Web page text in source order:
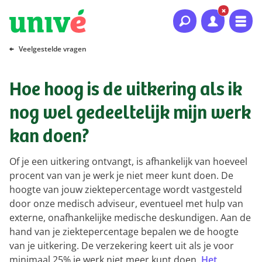
Naar hoofdinhoud
Naar hoofdnavigatie
Naar footer
Veelgestelde vragen
Hoe hoog is de uitkering als ik
nog wel gedeeltelijk mijn werk
kan doen?
Of je een uitkering ontvangt, is afhankelijk van hoeveel
procent van van je werk je niet meer kunt doen. De
hoogte van jouw ziektepercentage wordt vastgesteld
door onze medisch adviseur, eventueel met hulp van
externe, onafhankelijke medische deskundigen. Aan de
hand van je ziektepercentage bepalen we de hoogte
van je uitkering. De verzekering keert uit als je voor